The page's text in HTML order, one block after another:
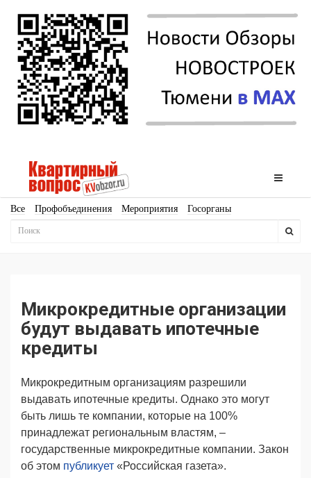
Все Профобъединения Мероприятия Госорганы
Новостройки
Продвижение Поздравляем
Ещё
Микрокредитные организации
будут выдавать ипотечные
кредиты
Микрокредитным организациям разрешили
выдавать ипотечные кредиты. Однако это могут
быть лишь те компании, которые на 100%
принадлежат региональным властям, –
государственные микрокредитные компании. Закон
об этом публикует «Российская газета».